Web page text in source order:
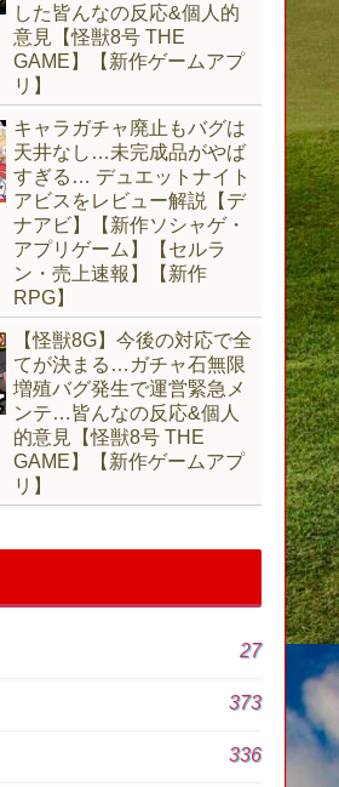
した皆んなの反応&個人的
意見【怪獣8号 THE
GAME】【新作ゲームアプ
リ】
キャラガチャ廃止もバグは
天井なし…未完成品がやば
すぎる… デュエットナイト
アビスをレビュー解説【デ
ナアビ】【新作ソシャゲ・
アプリゲーム】【セルラ
ン・売上速報】【新作
RPG】
【怪獣8G】今後の対応で全
てが決まる…ガチャ石無限
増殖バグ発生で運営緊急メ
ンテ…皆んなの反応&個人
的意見【怪獣8号 THE
GAME】【新作ゲームアプ
リ】
27
373
336